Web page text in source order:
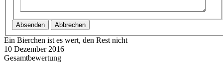
Absenden Abbrechen
Ein Bierchen ist es wert, den Rest nicht
10 Dezember 2016
Gesamtbewertung